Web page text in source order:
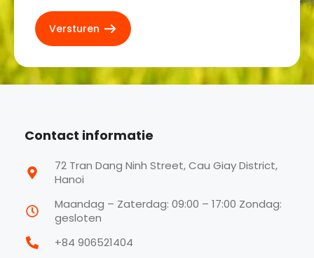
Contact informatie
72 Tran Dang Ninh Street, Cau Giay District,
Hanoi
Maandag – Zaterdag: 09:00 – 17:00 Zondag:
gesloten
+84 906521404